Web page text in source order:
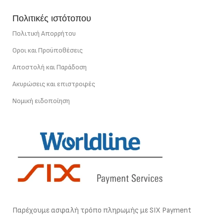
Πολιτικές ιστότοπου
Πολιτική Απορρήτου
Οροι και Προϋποθέσεις
Αποστολή και Παράδοση
Ακυρώσεις και επιστροφές
Νομική ειδοποίηση
Παρέχουμε ασφαλή τρόπο πληρωμής με SIX Payment